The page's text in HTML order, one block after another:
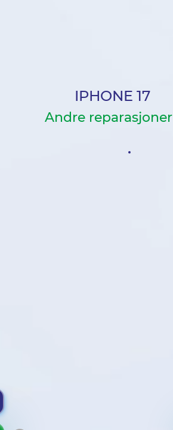
IPHONE 17
Andre reparasjoner